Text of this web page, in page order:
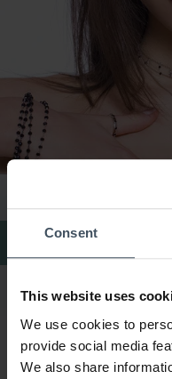
Consent
This website uses
We use cookies to
provide social media
We also share
Amen Ringe